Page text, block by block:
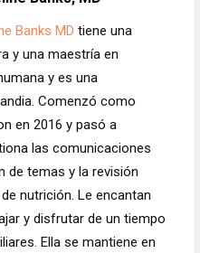
Banks MD tiene una
y una maestría en
y es una
Comenzó como
en 2016 y pasó a
las comunicaciones
de temas y la revisión
nutrición. Le encantan
y disfrutar de un tiempo
Ella se mantiene en